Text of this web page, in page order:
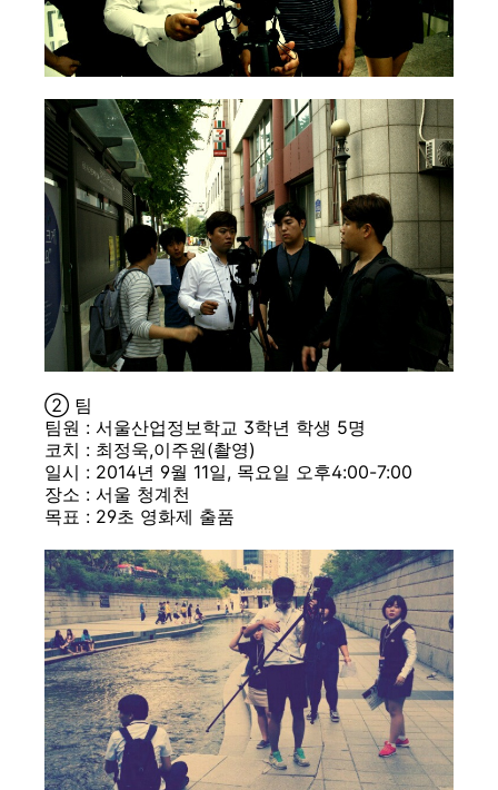
② 팀
팀원 : 서울산업정보학교 3학년 학생 5명
코치 : 최정욱,이주원(촬영)
일시 : 2014년 9월 11일, 목요일 오후4:00-7:00
장소 : 서울 청계천
목표 : 29초 영화제 출품